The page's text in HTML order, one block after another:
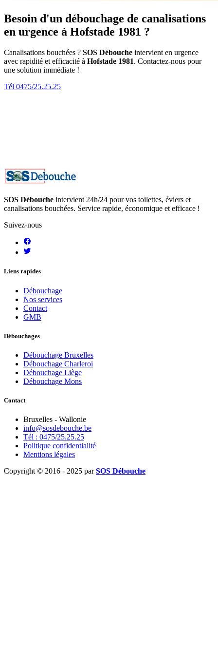
Besoin d'un débouchage de canalisations
en urgence à Hofstade 1981 ?
Canalisations bouchées ? SOS Débouche intervient en urgence
avec rapidité et efficacité à Hofstade 1981. Contactez-nous pour
une solution immédiate !
Tél 0475/25.25.25
SOS Débouche intervient 24h/24 pour vos toilettes, éviers et
canalisations bouchées. Service rapide, économique et efficace !
Suivez-nous
Liens rapides
Débouchage
Nos services
Contact
GMB
Débouchages
Débouchage Bruxelles
Débouchage Charleroi
Débouchage Liège
Débouchage Mons
Contact
Bruxelles - Wallonie
info@sosdebouche.be
Tél : 0475/25.25.25
Politique confidentialité
Mentions légales
Copyright © 2016 - 2025 parSOS Débouche